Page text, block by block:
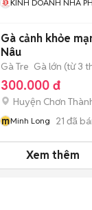
KINH DOANH NHÀ
Gà cảnh khỏe
Nâu
Gà Tre Gà lớn (từ 3
300.000 đ
Huyện Chơn
mMinh Long 21 đã
Xem thêm